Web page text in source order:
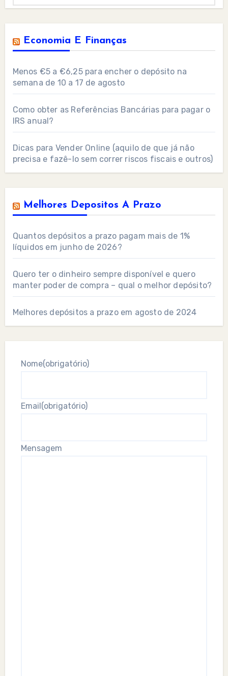
Economia E Finanças
Menos €5 a €6,25 para encher o depósito na
semana de 10 a 17 de agosto
Como obter as Referências Bancárias para pagar o
IRS anual?
Dicas para Vender Online (aquilo de que já não
precisa e fazê-lo sem correr riscos fiscais e outros)
Melhores Depositos A Prazo
Quantos depósitos a prazo pagam mais de 1%
líquidos em junho de 2026?
Quero ter o dinheiro sempre disponível e quero
manter poder de compra – qual o melhor depósito?
Melhores depósitos a prazo em agosto de 2024
Nome(obrigatório)
Email (obrigatório)
Mensagem